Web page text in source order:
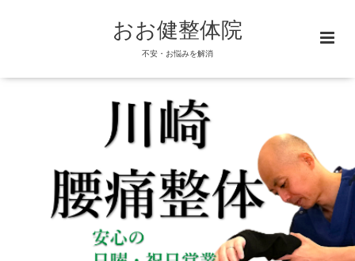
おお健整体院
不安・お悩みを解消